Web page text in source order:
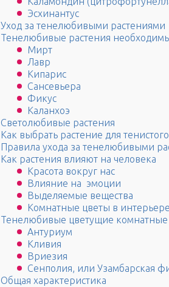
Эсхинантус
Уход за тенелюбивыми растениями
Тенелюбивые растения
Мирт
Лавр
Кипарис
Сансевьера
Фикус
Каланхоэ
Светолюбивые растения
Как выбрать растение для
Правила ухода за тенелюбивыми
Как растения влияют на человека
Красота вокруг нас
Влияние на эмоции
Выделяемые вещества
Комнатные цветы в интерьере
Тенелюбивые цветущие комнатные
Антуриум
Кливия
Вриезия
Сенполия, или Узамбарская
Общая характеристика